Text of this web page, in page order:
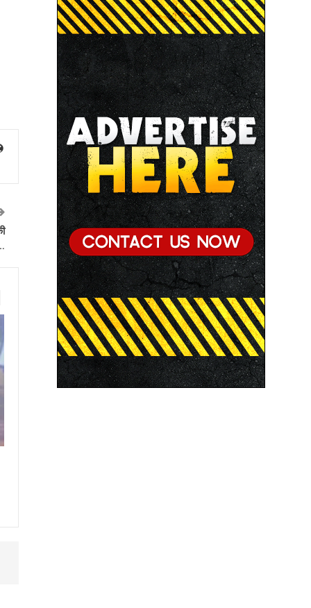
● मध्यप्रदेश में सृजन संवाद अभियान का शुभारंभ
● मध्यप्रदेश पुलिस की अवैध मादक पदार्थों के विरूद्ध प्रभावी
कार्यवाही